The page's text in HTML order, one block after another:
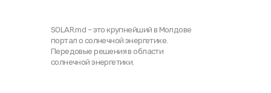
SOLAR.md – это крупнейший в Молдове
портал о солнечной энергетике.
Передовые решения в области
солнечной энергетики.